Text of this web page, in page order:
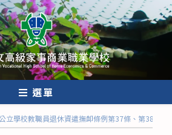
選單
立學校教職員退休資遣撫卹條例第37條、第38條